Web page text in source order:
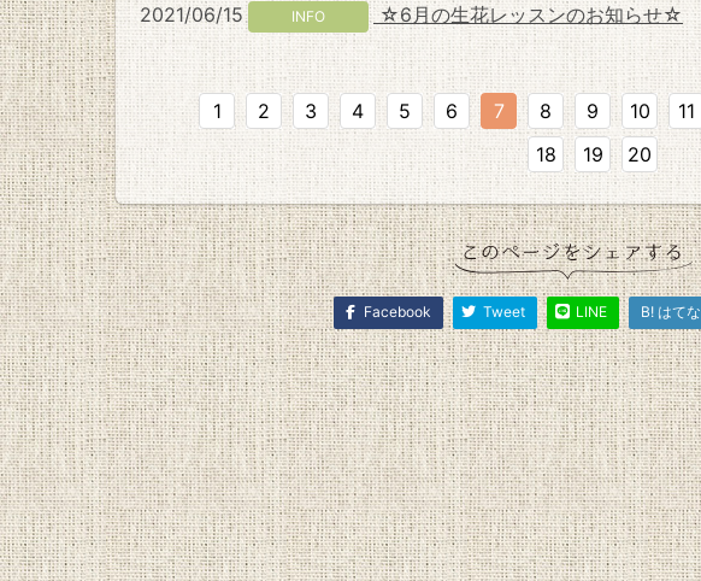
2021/06/15
INFO ☆6月の生花レッスンのお知らせ☆
1 2 3 4 5 6 7 8 9 10 11
18
19 20
Facebook Tweet LINE B! はてな